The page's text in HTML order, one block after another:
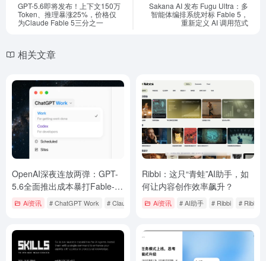
GPT-5.6即将发布！上下文150万
Token、推理暴涨25%，价格仅
为Claude Fable 5三分之一
Sakana AI 发布 Fugu Ultra：多
智能体编排系统对标 Fable 5，
重新定义 AI 调用范式
相关文章
OpenAI深夜连放两弹：GPT-
5.6全面推出成本暴打Fable-
5，ChatGPT与Codex正式合
Ai资讯 # ChatGPT Work # Claude Fable 5 # Codex合并
Ribbi：这只“青蛙”AI助手，如
何让内容创作效率飙升？
Ai资讯 # AI助手 # Ribbi # Ribbi